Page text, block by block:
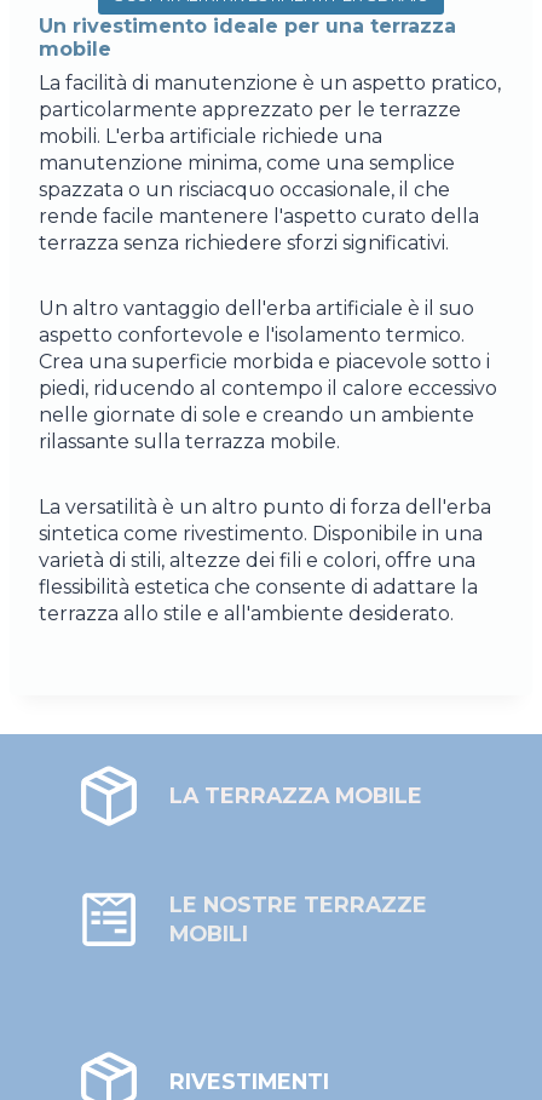
Un rivestimento ideale per una terrazza
mobile
La facilità di manutenzione è un aspetto pratico,
particolarmente apprezzato per le terrazze
mobili. L'erba artificiale richiede una
manutenzione minima, come una semplice
spazzata o un risciacquo occasionale, il che
rende facile mantenere l'aspetto curato della
terrazza senza richiedere sforzi significativi.
Un altro vantaggio dell'erba artificiale è il suo
aspetto confortevole e l'isolamento termico.
Crea una superficie morbida e piacevole sotto i
piedi, riducendo al contempo il calore eccessivo
nelle giornate di sole e creando un ambiente
rilassante sulla terrazza mobile.
La versatilità è un altro punto di forza dell'erba
sintetica come rivestimento. Disponibile in una
varietà di stili, altezze dei fili e colori, offre una
flessibilità estetica che consente di adattare la
terrazza allo stile e all'ambiente desiderato.
LA TERRAZZA MOBILE
LE NOSTRE TERRAZZE
MOBILI
RIVESTIMENTI